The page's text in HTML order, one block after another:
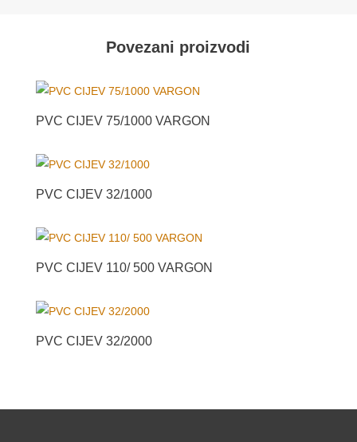
Povezani proizvodi
PVC CIJEV 75/1000 VARGON
PVC CIJEV 32/1000
PVC CIJEV 110/ 500 VARGON
PVC CIJEV 32/2000